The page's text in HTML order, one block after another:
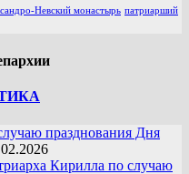
Невский монастырь патриарший
празднования Дня
Кирилла по случаю